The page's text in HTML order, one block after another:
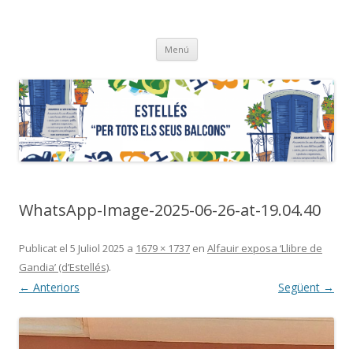
Menú Vés
contingut
WhatsApp-Image-2025-06-26-at-19.04.40
Publicat el 5 Juliol 2025 a 1679 × 1737 en Alfauir exposa ‘Llibre de
Gandia’ (d’Estellés).
← Anteriors Següent →